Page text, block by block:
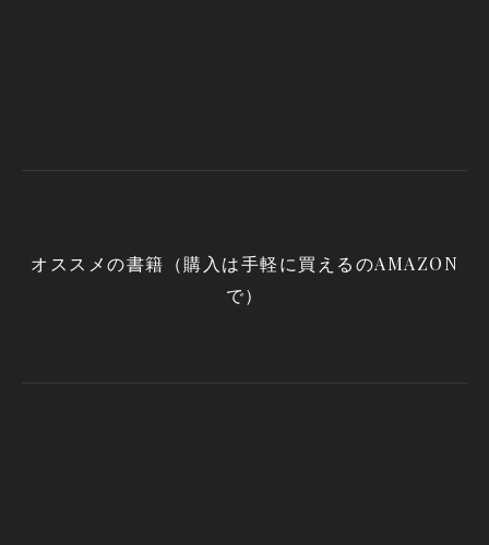
オススメの書籍（購入は手軽に買えるのAMAZON
で）